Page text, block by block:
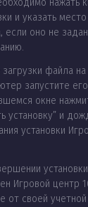
нажать
и указать
если оно не
файла
запустите
окне
установку” и д
установки
Игровой центр
от своей учетной